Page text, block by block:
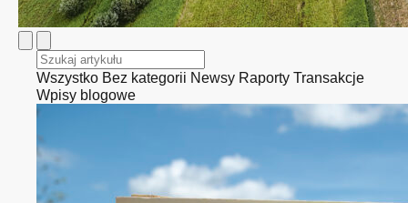
Wszystko Bez kategorii Newsy Raporty Transakcje
Wpisy blogowe